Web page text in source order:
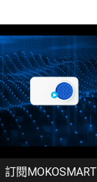
訂閱MOKOSMART